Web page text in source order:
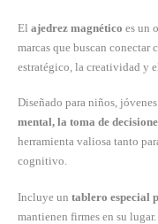
El ajedrez magnético es un
marcas que buscan conectar
estratégico, la creatividad y
Diseñado para niños,
mental, la toma de
herramienta valiosa tanto
cognitivo.
Incluye un tablero especial
mantienen firmes en su